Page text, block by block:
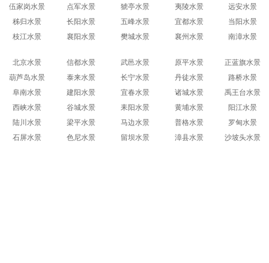
伍家岗水景
点军水景 猇亭水景 夷陵水景
远安水景
秭归水景
长阳水景 五峰水景 宜都水景
当阳水景
枝江水景
襄阳水景 樊城水景 襄州水景 南漳水景
北京水景 信都水景 武邑水景 原平水景
正蓝旗水景
葫芦岛水景
泰来水景 长宁水景 丹徒水景
路桥水景
阜南水景
建阳水景 宜春水景 诸城水景
禹王台水景
西峡水景
谷城水景 耒阳水景 黄埔水景
阳江水景
陆川水景
梁平水景 马边水景 普格水景
罗甸水景
石屏水景
色尼水景 留坝水景 漳县水景 沙坡头水景